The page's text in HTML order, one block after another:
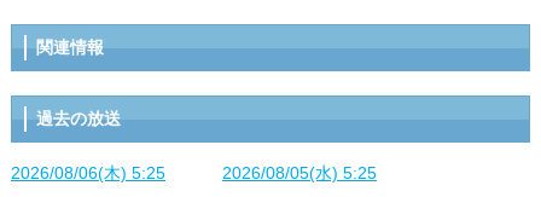
関連情報
過去の放送
2026/08/06(木) 5:25
2026/08/05(水) 5:25